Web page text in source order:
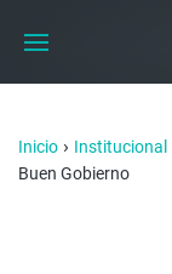
Inicio › Institucional
Buen Gobierno